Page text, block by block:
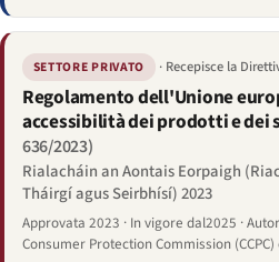
SETTORE PRIVATO · Recepisce la
Regolamento dell'Unione
accessibilità dei prodotti e dei
636/2023)
Rialacháin an Aontais Eorpaigh
Tháirgí agus Seirbhísí) 2023
Approvata 2023 · In vigore dal2025 ·
Consumer Protection Commission